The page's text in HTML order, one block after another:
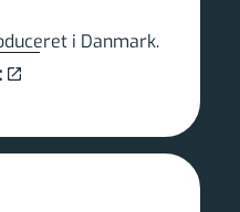
i Danmark.